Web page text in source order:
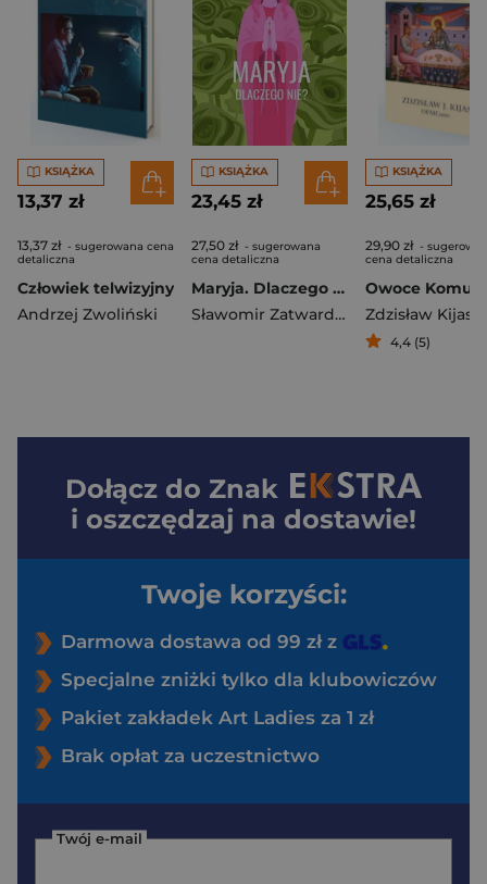
KSIĄŻKA
13,37 zł
13,37 zł - sugerowana cena
detaliczna
Człowiek telwizyjny
Andrzej Zwoliński
KSIĄŻKA
23,45 zł
27,50 zł - sugerowana
cena detaliczna
Maryja. Dlaczego nie?
Sławomir Zatwardnicki
KSIĄŻKA
25,65 zł
29,90 zł -
cena detaliczna
Zdzisław Kijas
4,4 (5)
Dołącz do Znak
i oszczędzaj na dostawie!
Twoje korzyści:
Darmowa dostawa od 99 zł z
Specjalne zniżki tylko dla klubowiczów
Pakiet zakładek Art Ladies za 1 zł
Brak opłat za uczestnictwo
Twój e-mail